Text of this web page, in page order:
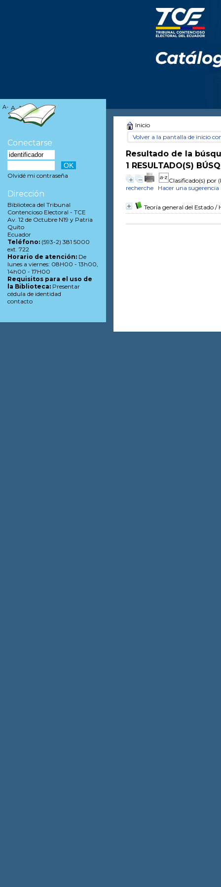
Inicio
Volver a la pantalla de inicio
Resultado de la
1 RESULTADO(S)
Clasificado(s) por
recherche
Hacer una sugerencia
Teoría general del Estado /
A- A A+
Conectarse
Olvidé mi contraseña
Dirección
Biblioteca del Tribunal
Contencioso Electoral - TCE
Av. 12 de Octubre N19 y Patria
Quito
Ecuador
Teléfono: (593-2) 381 5000
ext. 722
Horario de atención: De
lunes a viernes: 08H00 - 13h00,
14h00 - 17H00
Requisitos para el uso de
la Biblioteca: Presentar
cédula de identidad
contacto